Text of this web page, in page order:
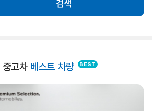
검색
고차 베스트 차량